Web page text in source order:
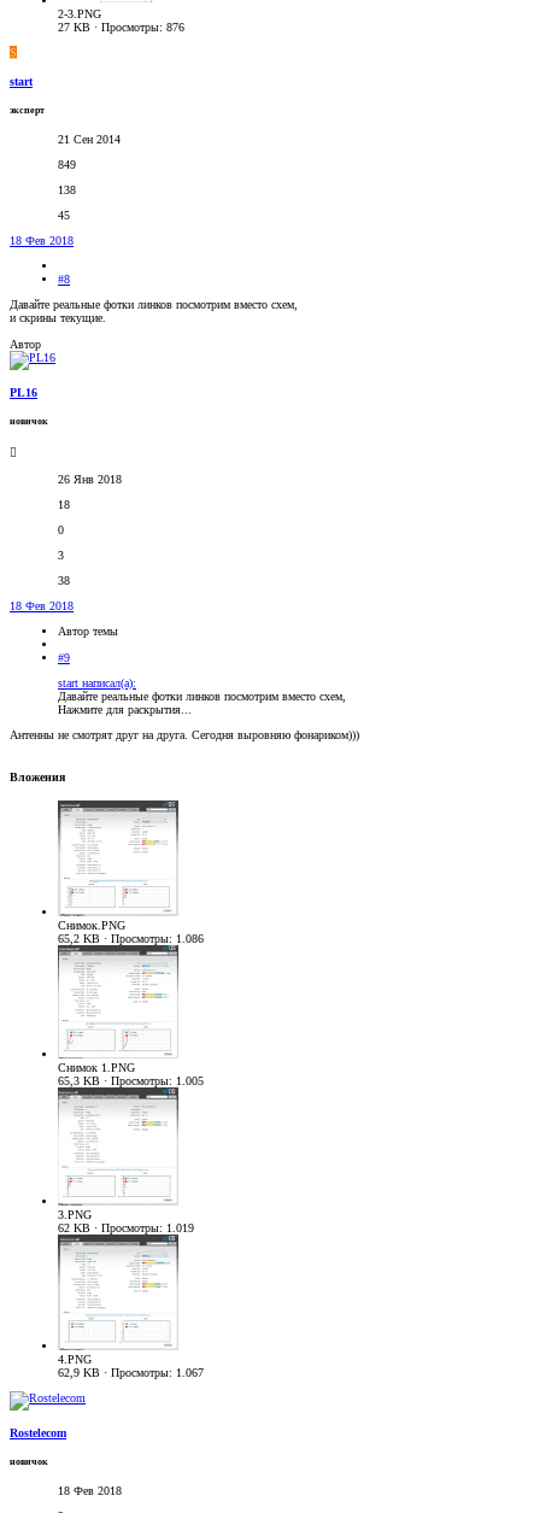
2-3.PNG
27 KB · Просмотры: 876
S
start
эксперт
21 Сен 2014
849
138
45
18 Фев 2018
#8
Давайте реальные фотки линков посмотрим вместо схем,
и скрины текущие.
Автор
PL16
новичок
26 Янв 2018
18
0
3
38
18 Фев 2018
Автор темы
#9
start написал(а):
Давайте реальные фотки линков посмотрим вместо схем,
Нажмите для раскрытия...
Антенны не смотрят друг на друга. Сегодня выровняю фонариком)))
Вложения
Снимок.PNG
65,2 KB · Просмотры: 1.086
Снимок 1.PNG
65,3 KB · Просмотры: 1.005
3.PNG
62 KB · Просмотры: 1.019
4.PNG
62,9 KB · Просмотры: 1.067
Rostelecom
новичок
18 Фев 2018